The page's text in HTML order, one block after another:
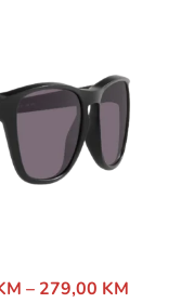
– 279,00 KM